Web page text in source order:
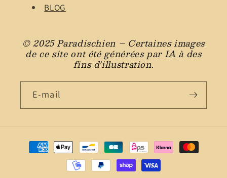
BLOG
© 2025 Paradischien – Certaines images
de ce site ont été générées par IA à des
fins d’illustration.
E-mail
Moyens
de